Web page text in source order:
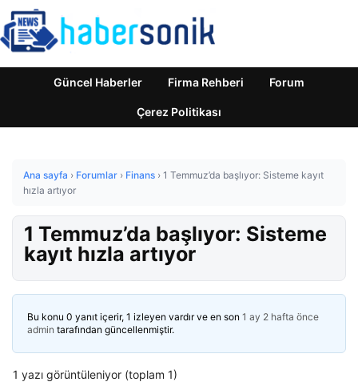
Güncel Haberler Firma Rehberi Forum
Çerez Politikası
Ana sayfa › Forumlar › Finans › 1 Temmuz’da başlıyor: Sisteme kayıt
hızla artıyor
1 Temmuz’da başlıyor: Sisteme
kayıt hızla artıyor
Bu konu 0 yanıt içerir, 1 izleyen vardır ve en son 1 ay 2 hafta önce
admin tarafından güncellenmiştir.
1 yazı görüntüleniyor (toplam 1)